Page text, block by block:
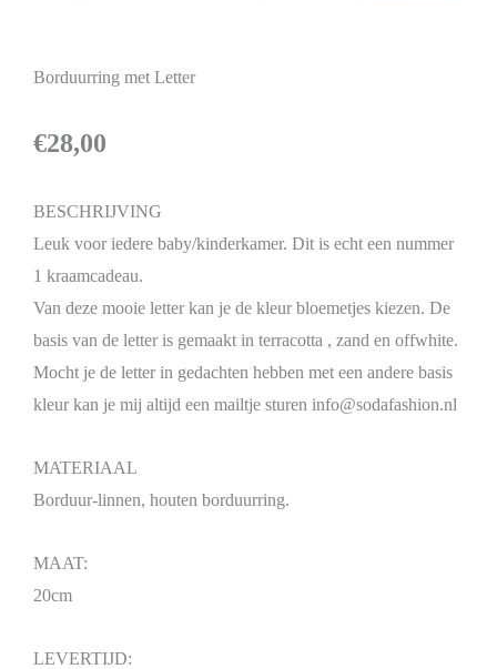
Borduurring met Letter
€28,00
BESCHRIJVING
Leuk voor iedere baby/kinderkamer. Dit is echt een nummer
1 kraamcadeau.
Van deze mooie letter kan je de kleur bloemetjes kiezen. De
basis van de letter is gemaakt in terracotta , zand en offwhite.
Mocht je de letter in gedachten hebben met een andere basis
kleur kan je mij altijd een mailtje sturen info@sodafashion.nl
MATERIAAL
Borduur-linnen, houten borduurring.
MAAT:
20cm
LEVERTIJD: